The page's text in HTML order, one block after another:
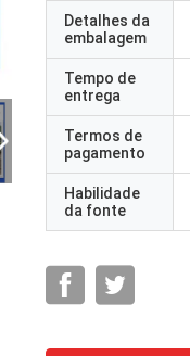
Detalhes da
embalagem
Tempo de
entrega
Termos de
pagamento
Habilidade
da fonte